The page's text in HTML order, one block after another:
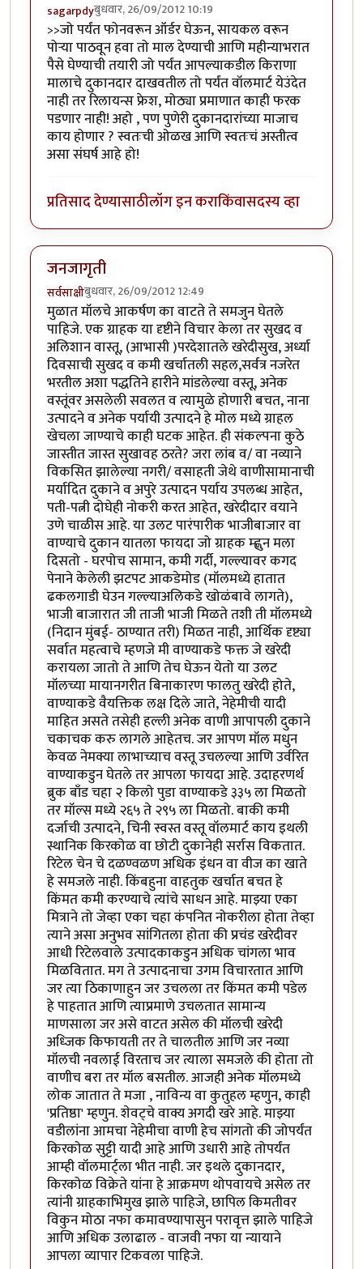
sagarpdyबुधवार, 26/09/2012 10:19
>>जो पर्यंत फोनवरून ऑर्डर घेऊन, सायकल वरून
पोर्‍या पाठवून हवा तो माल देण्याची आणि महीन्याभरात
पैसे घेण्याची तयारी जो पर्यंत आपल्याकडील किराणा
मालाचे दुकानदार दाखवतील तो पर्यंत वॉलमार्ट येउंदेत
नाही तर रिलायन्स फ्रेश, मोठ्या प्रमाणात काही फरक
पडणार नाही! अहो , पण पुणेरी दुकानदारांच्या माजाच
काय होणार ? स्वतःची ओळख आणि स्वतःचं अस्तीत्व
असा संघर्ष आहे हो!
प्रतिसाद देण्यासाठीलॉग इन कराकिंवासदस्य व्हा
जनजागृती
सर्वसाक्षीबुधवार, 26/09/2012 12:49
मुळात मॉलचे आकर्षण का वाटते ते समजुन घेतले
पाहिजे. एक ग्राहक या दृष्टीने विचार केला तर सुखद व
अलिशान वास्तू, (आभासी )परदेशातले खरेदीसुख, अर्ध्या
दिवसाची सुखद व कमी खर्चातली सहल,सर्वत्र नजरेत
भरतील अशा पद्धतिने हारीने मांडलेल्या वस्तू, अनेक
वस्तूंवर असलेली सवलत व त्यामुळे होणारी बचत, नाना
उत्पादने व अनेक पर्यायी उत्पादने हे मोल मध्ये ग्राहल
खेचला जाण्याचे काही घटक आहेत. ही संकल्पना कुठे
जास्तीत जास्त सुखावह ठरते? जरा लांब व/ वा नव्याने
विकसित झालेल्या नगरी/ वसाहती जेथे वाणीसामानाची
मर्यादित दुकाने व अपुरे उत्पादन पर्याय उपलब्ध आहेत,
पती-पत्नी दोघेही नोकरी करत आहेत, खरेदीदार वयाने
उणे चाळीस आहे. या उलट पारंपारीक भाजीबाजार वा
वाण्याचे दुकान यातला फायदा जो ग्राहक म्ह्णुन मला
दिसतो - घरपोच सामान, कमी गर्दी, गल्ल्यावर कगद
पेनाने केलेली झटपट आकडेमोड (मॉलमध्ये हातात
ढकलगाडी घेउन गल्ल्याअलिकडे खोळंबावे लागते),
भाजी बाजारात जी ताजी भाजी मिळते तशी ती मॉलमध्ये
(निदान मुंबई- ठाण्यात तरी) मिळत नाही, आर्थिक दृष्ट्या
सर्वात महत्वाचे म्हणजे मी वाण्याकडे फक्त जे खरेदी
करायला जातो ते आणि तेच घेऊन येतो या उलट
मॉलच्या मायानगरीत बिनाकारण फालतु खरेदी होते,
वाण्याकडे वैयक्तिक लक्ष दिले जाते, नेहेमीची यादी
माहित असते तसेही हल्ली अनेक वाणी आपापली दुकाने
चकाचक करु लागले आहेतच. जर आपण मॉल मधुन
केवळ नेमक्या लाभाच्याच वस्तू उचलल्या आणि उर्वरित
वाण्याकडुन घेतले तर आपला फायदा आहे. उदाहरणर्थ
ब्रुक बाँड चहा २ किलो पुडा वाण्याकडे ३३५ ला मिळतो
तर मॉल्स मध्ये २६५ ते २९५ ला मिळतो. बाकी कमी
दर्जाची उत्पादने, चिनी स्वस्त वस्तू वॉलमार्ट काय इथली
स्थानिक किरकोळ वा छोटी दुकानेही सर्रास विकतात.
रिटेल चेन चे दळण्वळण अधिक इंधन वा वीज का खाते
हे समजले नाही. किंबहुना वाहतुक खर्चात बचत हे
किंमत कमी करण्याचे त्यांचे साधन आहे. माझ्या एका
मित्राने तो जेव्हा एका चहा कंपनित नोकरीला होता तेव्हा
त्याने असा अनुभव सांगितला होता की प्रचंड खरेदीवर
आधी रिटेलवाले उत्पादकाकडुन अधिक चांगला भाव
मिळवितात. मग ते उत्पादनाचा उगम विचारतात आणि
जर त्या ठिकाणाहुन जर उचलला तर किंमत कमी पडेल
हे पाहतात आणि त्याप्रमाणे उचलतात सामान्य
माणसाला जर असे वाटत असेल की मॉलची खरेदी
अध्जिक किफायती तर ते चालतील आणि जर नव्या
मॉलची नवलाई विरताच जर त्याला समजले की होता तो
वाणीच बरा तर मॉल बसतील. आजही अनेक मॉलमध्ये
लोक जातात ते मजा , नाविन्य वा कुतुहल म्हणुन, काही
'प्रतिष्ठा' म्हणुन. शेवट्चे वाक्य अगदी खरे आहे. माझ्या
वडीलांना आमचा नेहेमीचा वाणी हेच सांगतो की जोपर्यंत
किरकोळ सुट्टी यादी आहे आणि उधारी आहे तोपर्यंत
आम्ही वॉलमार्ट्ला भीत नाही. जर इथले दुकानदार,
किरकोळ विक्रेते यांना हे आक्रमण थोपवायचे असेल तर
त्यांनी ग्राहकाभिमुख झाले पाहिजे, छापिल किमतीवर
विकुन मोठा नफा कमावण्यापासुन परावृत्त झाले पाहिजे
आणि अधिक उलाढाल - वाजवी नफा या न्यायाने
आपला व्यापार टिकवला पाहिजे.